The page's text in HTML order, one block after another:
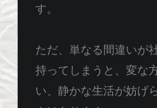
す。
ただ、単なる間違いが
持ってしまうと、変な
い、静かな生活が妨げ